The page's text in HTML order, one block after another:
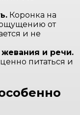
Коронка на
ощущению от
и не
и речи.
питаться и